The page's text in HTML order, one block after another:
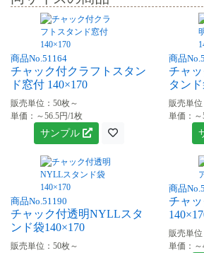
商品No.51164
チャック付クラフトスタン
ド窓付 140×170
販売単位：50枚～
単価：～56.5円/1枚
サンプル
商品
チャ
タン
販売単位
単価：～
商品No.51190
チャック付透明NYLLスタ
ンド袋140×170
販売単位：50枚～
商品
チャ
販売単位
単価：